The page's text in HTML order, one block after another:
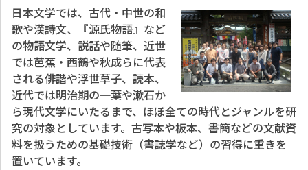
日本文学では、古代・中世の和
歌や漢詩文、『源氏物語』など
の物語文学、説話や随筆、近世
では芭蕉・西鶴や秋成らに代表
される俳諧や浮世草子、読本、
近代では明治期の一葉や漱石か
ら現代文学にいたるまで、ほぼ全ての時代とジャンルを研
究の対象としています。古写本や板本、書簡などの文献資
料を扱うための基礎技術（書誌学など）の習得に重きを
置いています。